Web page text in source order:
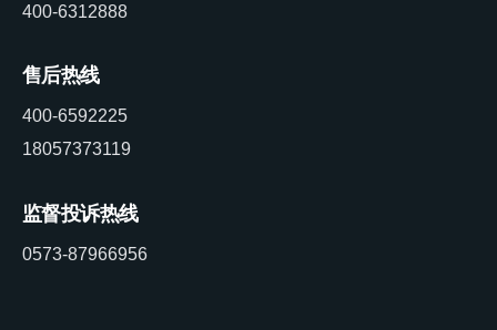
400-6312888
售后热线
400-6592225
18057373119
监督投诉热线
0573-87966956